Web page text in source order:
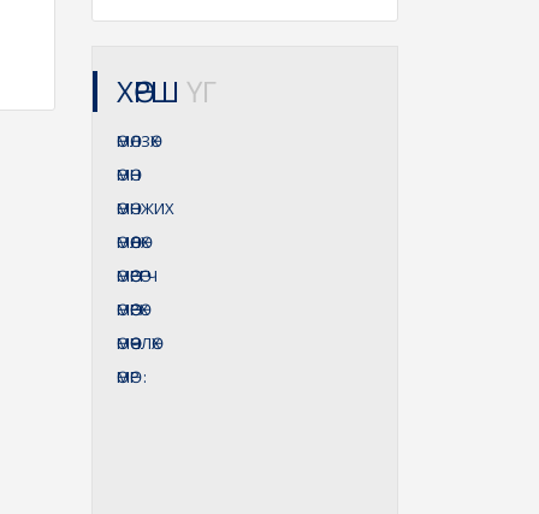
ХӨРШ ҮГ
ӨМӨЛЗӨХ
ӨМӨН
ӨМӨНЖИХ
ӨМӨӨЛӨХ
ӨМӨӨРӨГЧ
ӨМӨӨРӨХ
ӨМӨӨЧЛӨХ
ӨМӨР: